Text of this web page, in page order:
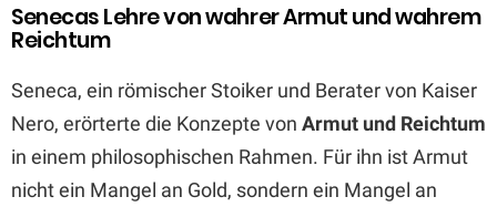
Senecas Lehre von wahrer Armut und wahrem
Reichtum
Seneca, ein römischer Stoiker und Berater von Kaiser
Nero, erörterte die Konzepte von Armut und Reichtum
in einem philosophischen Rahmen. Für ihn ist Armut
nicht ein Mangel an Gold, sondern ein Mangel an